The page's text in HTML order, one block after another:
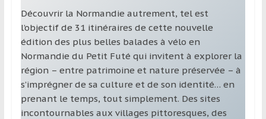
Découvrir la Normandie autrement, tel est
l’objectif de 31 itinéraires de cette nouvelle
édition des plus belles balades à vélo en
Normandie du Petit Futé qui invitent à explorer la
région – entre patrimoine et nature préservée – à
s’imprégner de sa culture et de son identité… en
prenant le temps, tout simplement. Des sites
incontournables aux villages pittoresques, des